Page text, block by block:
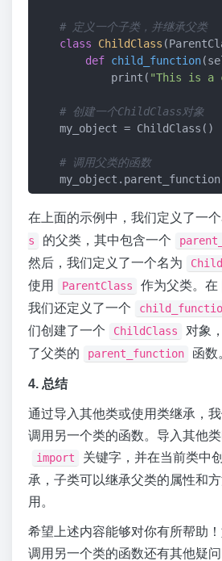
# 定义一个子类，并继承父类
class
ChildClass
def child_function
            print(
"This is a
# 创建一个ChildClass对象
    my_object = ChildClass()
# 调用父类的函数
在上面的示例中，我们定义了一
s
的父类，其中包含一个
然后，我们定义了一个名为
使用
ParentClass 作为父类。在
我们还定义了一个
们创建了一个
ChildClass
对象
了父类的
parent_function 函数
4. 总结
通过导入其他类或使用类继承，
调用另一个类的函数。导入其他
import
关键字，并在当前类中
承，子类可以继承父类的属性和
用。
希望上述内容能够对你有所帮助
调用另一个类的函数还有其他疑问